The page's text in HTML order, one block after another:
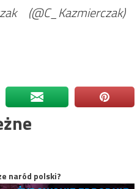
(@C_Kazmierczak)
naród polski?